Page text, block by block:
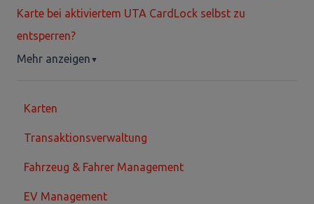
Karte bei aktiviertem UTA CardLock selbst zu
entsperren?
Mehr anzeigen ▼
Karten
Transaktionsverwaltung
Fahrzeug & Fahrer Management
EV Management